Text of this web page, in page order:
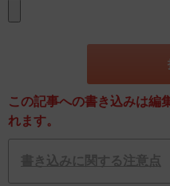
この記事への書き込みは編
れます。
書き込みに関する注意点